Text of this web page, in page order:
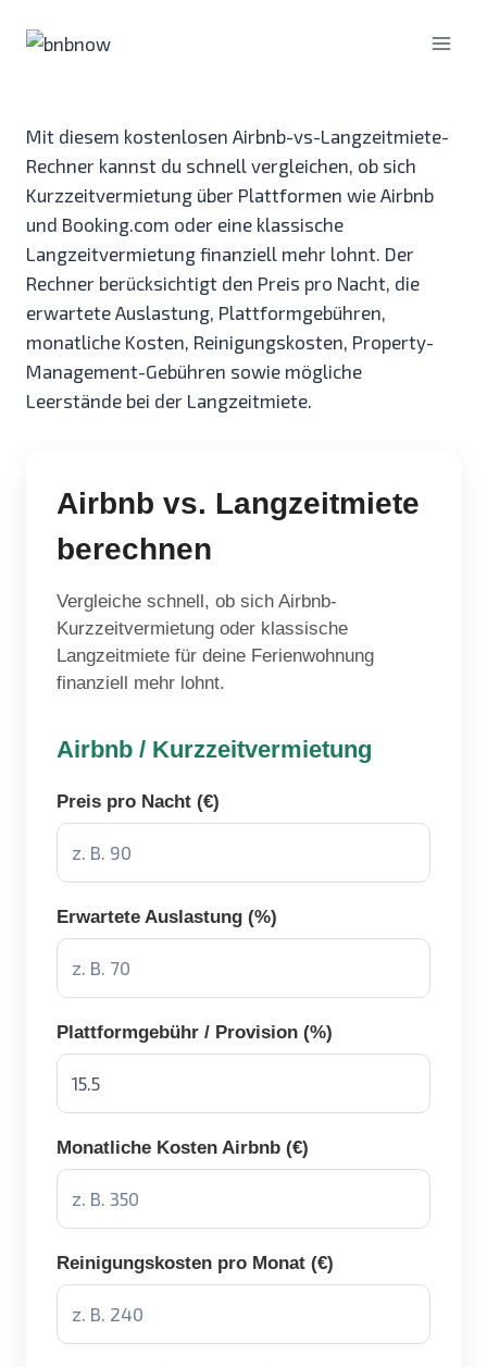
Inhalt
Mit diesem kostenlosen Airbnb-vs-Langzeitmiete-
Rechner kannst du schnell vergleichen, ob sich
Kurzzeitvermietung über Plattformen wie Airbnb
und Booking.com oder eine klassische
Langzeitvermietung finanziell mehr lohnt. Der
Rechner berücksichtigt den Preis pro Nacht, die
erwartete Auslastung, Plattformgebühren,
monatliche Kosten, Reinigungskosten, Property-
Management-Gebühren sowie mögliche
Leerstände bei der Langzeitmiete.
Airbnb vs. Langzeitmiete
berechnen
Vergleiche schnell, ob sich Airbnb-
Kurzzeitvermietung oder klassische
Langzeitmiete für deine Ferienwohnung
finanziell mehr lohnt.
Airbnb / Kurzzeitvermietung
Preis pro Nacht (€)
Erwartete Auslastung (%)
Plattformgebühr / Provision (%)
Monatliche Kosten Airbnb (€)
Reinigungskosten pro Monat (€)